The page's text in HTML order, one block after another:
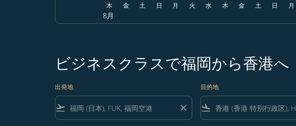
木
8月
金 土 日 月 火 水 木 金 土 日 月
ビジネスクラスで福岡から香港へ
出発地
flight_takeoff close
目的地
flight_land